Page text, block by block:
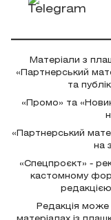
Матеріали з
«Партнерський
та
«Промо» та
«Партнерський
на
«Спецпроєкт» -
кастомному
Редакція може